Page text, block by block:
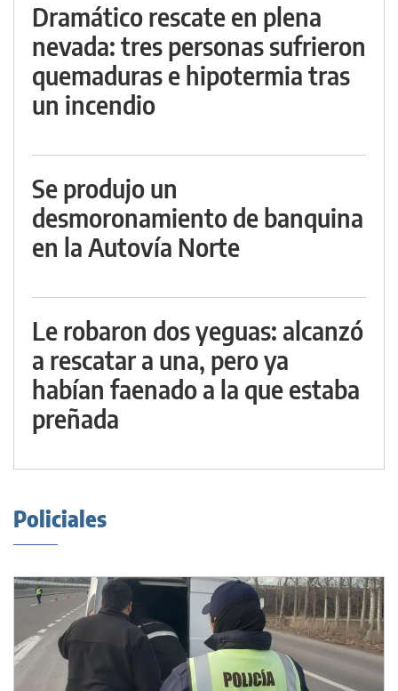
Dramático rescate en plena
nevada: tres personas sufrieron
quemaduras e hipotermia tras
un incendio
Se produjo un
desmoronamiento de banquina
en la Autovía Norte
Le robaron dos yeguas: alcanzó
a rescatar a una, pero ya
habían faenado a la que estaba
preñada
Policiales